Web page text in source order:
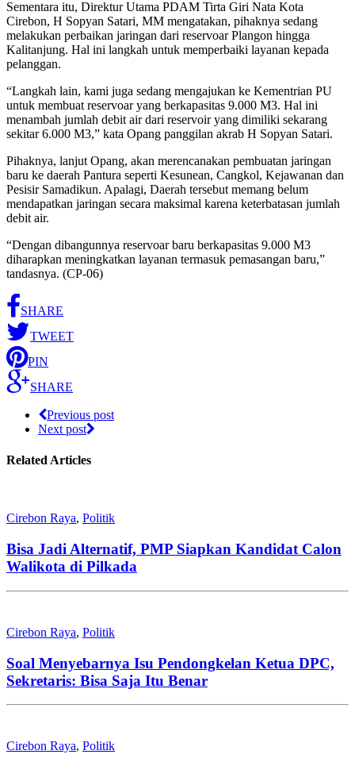
Sementara itu, Direktur Utama PDAM Tirta Giri Nata Kota
Cirebon, H Sopyan Satari, MM mengatakan, pihaknya sedang
melakukan perbaikan jaringan dari reservoar Plangon hingga
Kalitanjung. Hal ini langkah untuk memperbaiki layanan kepada
pelanggan.
“Langkah lain, kami juga sedang mengajukan ke Kementrian PU
untuk membuat reservoar yang berkapasitas 9.000 M3. Hal ini
menambah jumlah debit air dari reservoir yang dimiliki sekarang
sekitar 6.000 M3,” kata Opang panggilan akrab H Sopyan Satari.
Pihaknya, lanjut Opang, akan merencanakan pembuatan jaringan
baru ke daerah Pantura seperti Kesunean, Cangkol, Kejawanan dan
Pesisir Samadikun. Apalagi, Daerah tersebut memang belum
mendapatkan jaringan secara maksimal karena keterbatasan jumlah
debit air.
“Dengan dibangunnya reservoar baru berkapasitas 9.000 M3
diharapkan meningkatkan layanan termasuk pemasangan baru,”
tandasnya. (CP-06)
SHARE
TWEET
PIN
SHARE
Previous post
Bisa Jadi Alternatif, PMP Siapkan Kandidat Calon
Walikota di Pilkada
Soal Menyebarnya Isu Pendongkelan Ketua DPC,
Sekretaris: Bisa Saja Itu Benar